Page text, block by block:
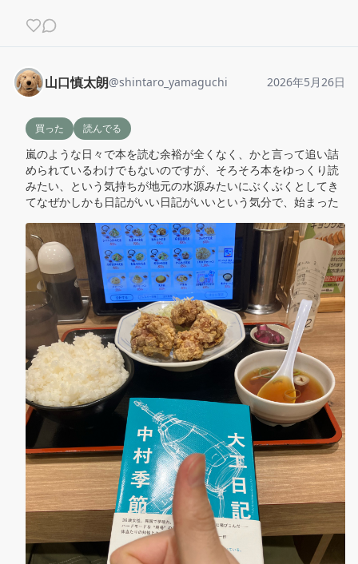
山口慎太朗@shintaro_yamaguchi 2026年5月26日
買った 読んでる
嵐のような日々で本を読む余裕が全くなく、かと言って追い詰
められているわけでもないのですが、そろそろ本をゆっくり読
みたい、という気持ちが地元の水源みたいにぶくぶくとしてき
てなぜかしかも日記がいい日記がいいという気分で、始まった